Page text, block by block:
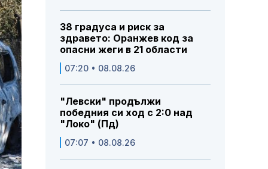
38 градуса и риск за
здравето: Оранжев код за
опасни жеги в 21 области
07:20 • 08.08.26
"Левски" продължи
победния си ход с 2:0 над
"Локо" (Пд)
07:07 • 08.08.26